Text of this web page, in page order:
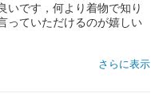
いです，何より着物で知り
っていただけるのが嬉しい
さらに表示